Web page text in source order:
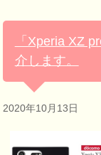
「Xperia XZ
介します。
2020年10月13日